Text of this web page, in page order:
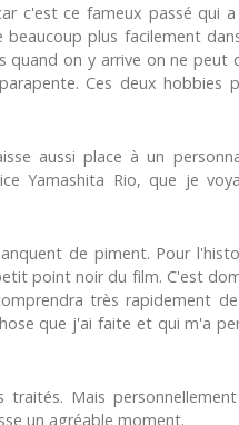
c'est ce fameux passé qui
plus facilement
quand on y arrive on ne peut
Ces deux hobbies
aussi place à un
Yamashita Rio, que je
de piment. Pour
point noir du film. C'est
très rapidement
que j'ai faite et qui m'a
Mais personnellement
un agréable moment.